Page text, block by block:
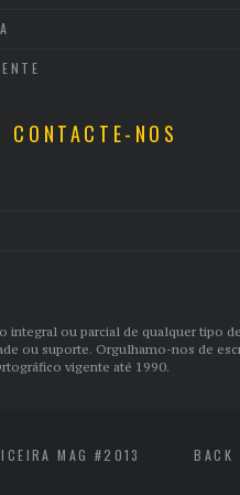
CONTACTE-NOS
integral ou parcial de qualquer tipo
ou suporte. Orgulhamo-nos de
vigente até 1990.
MAG #2013